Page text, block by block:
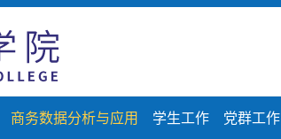
商务数据分析与应用 学生工作 党群工作